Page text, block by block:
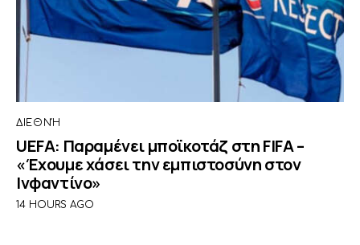
ΔΙΕΘΝΉ
UEFA: Παραμένει μποϊκοτάζ στη FIFA –
«Έχουμε χάσει την εμπιστοσύνη στον
Ινφαντίνο»
14 HOURS AGO